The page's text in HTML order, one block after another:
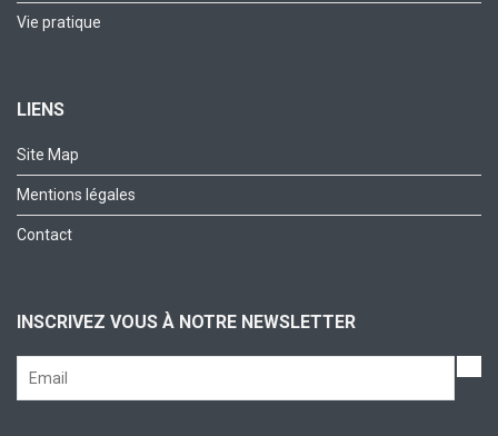
Vie pratique
LIENS
Site Map
Mentions légales
Contact
INSCRIVEZ VOUS À NOTRE NEWSLETTER